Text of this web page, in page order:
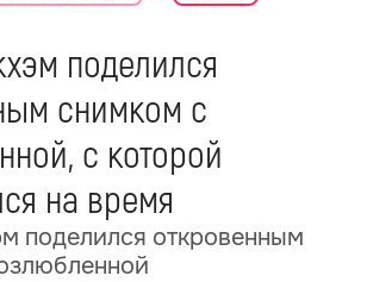
поделился
снимком с
с которой
на время
поделился откровенным